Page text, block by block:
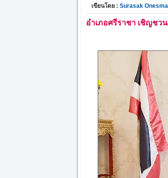
เขียนโดย : Surasak Onesmall
อำเภอศรีราชา เชิญชว